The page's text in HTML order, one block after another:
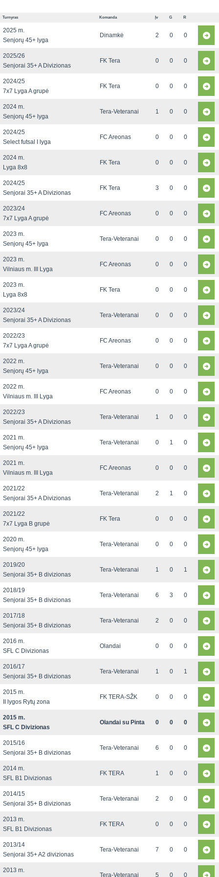
Turnyras Komanda Įv G R
2025 m.
Senjorų 45+ lyga
Dinamkė 2 0 0
2025/26
Senjorai 35+ A Divizionas
FK Tera 0 0 0
2024/25
7x7 Lyga A grupė
FK Tera 0 0 0
2024 m.
Senjorų 45+ lyga
Tera-Veteranai 1 0 0
2024/25
Select futsal I lyga
FC Areonas 0 0 0
2024 m.
Lyga 8x8
FK Tera 0 0 0
2024/25
Senjorai 35+ A Divizionas
FK Tera 3 0 0
2023/24
7x7 Lyga A grupė
FC Areonas 0 0 0
2023 m.
Senjorų 45+ lyga
Tera-Veteranai 0 0 0
2023 m.
Vilniaus m. III Lyga
FC Areonas 0 0 0
2023 m.
Lyga 8x8
FK Tera 0 0 0
2023/24
Senjorai 35+ A Divizionas
Tera-Veteranai 0 0 0
2022/23
7x7 Lyga A grupė
FC Areonas 0 0 0
2022 m.
Senjorų 45+ lyga
Tera-Veteranai 0 0 0
2022 m.
Vilniaus m. III Lyga
FC Areonas 0 0 0
2022/23
Senjorai 35+ A Divizionas
Tera-Veteranai 1 0 0
2021 m.
Senjorų 45+ lyga
Tera-Veteranai 0 1 0
2021 m.
Vilniaus m. III Lyga
FC Areonas 0 0 0
2021/22
Senjorai 35+ A Divizionas
Tera-Veteranai 2 1 0
2021/22
7x7 Lyga B grupė
FK Tera 0 0 0
2020 m.
Senjorų 45+ lyga
Tera-Veteranai 0 0 0
2019/20
Senjorai 35+ B divizionas
Tera-Veteranai 1 0 1
2018/19
Senjorai 35+ B divizionas
Tera-Veteranai 6 3 0
2017/18
Senjorai 35+ B divizionas
Tera-Veteranai 2 0 0
2016 m.
SFL C Divizionas
Olandai 0 0 0
2016/17
Senjorai 35+ B divizionas
Tera-Veteranai 1 0 1
2015 m.
II lygos Rytų zona
FK TERA-SŽK 0 0 0
2015 m.
SFL C Divizionas
Olandai su Pinta 0 0 0
2015/16
Senjorai 35+ B divizionas
Tera-Veteranai 6 0 0
2014 m.
SFL B1 Divizionas
FK TERA 1 0 0
2014/15
Senjorai 35+ B divizionas
Tera-Veteranai 2 0 0
2013 m.
SFL B1 Divizionas
FK TERA 0 0 0
2013/14
Senjorai 35+ A2 divizionas
Tera-Veteranai 7 0 0
2013 m.
Tera-Veteranai 5 0 0